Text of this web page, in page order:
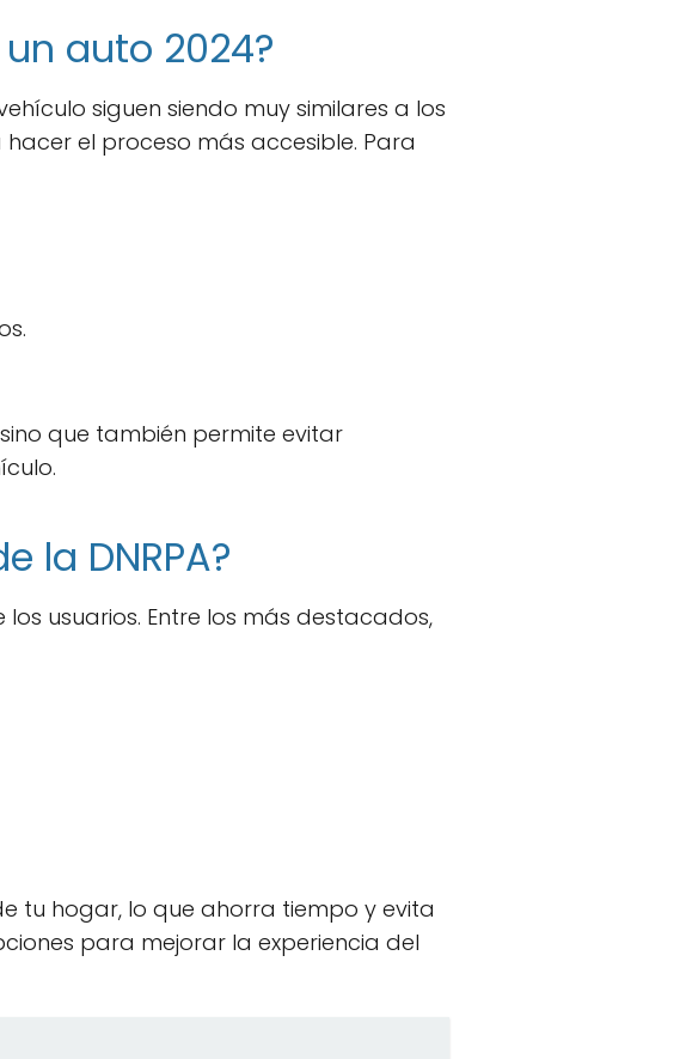
auto 2024?
siguen siendo muy similares a los
el proceso más accesible. Para
que también permite evitar
la DNRPA?
usuarios. Entre los más destacados,
tu hogar, lo que ahorra tiempo y evita
para mejorar la experiencia del